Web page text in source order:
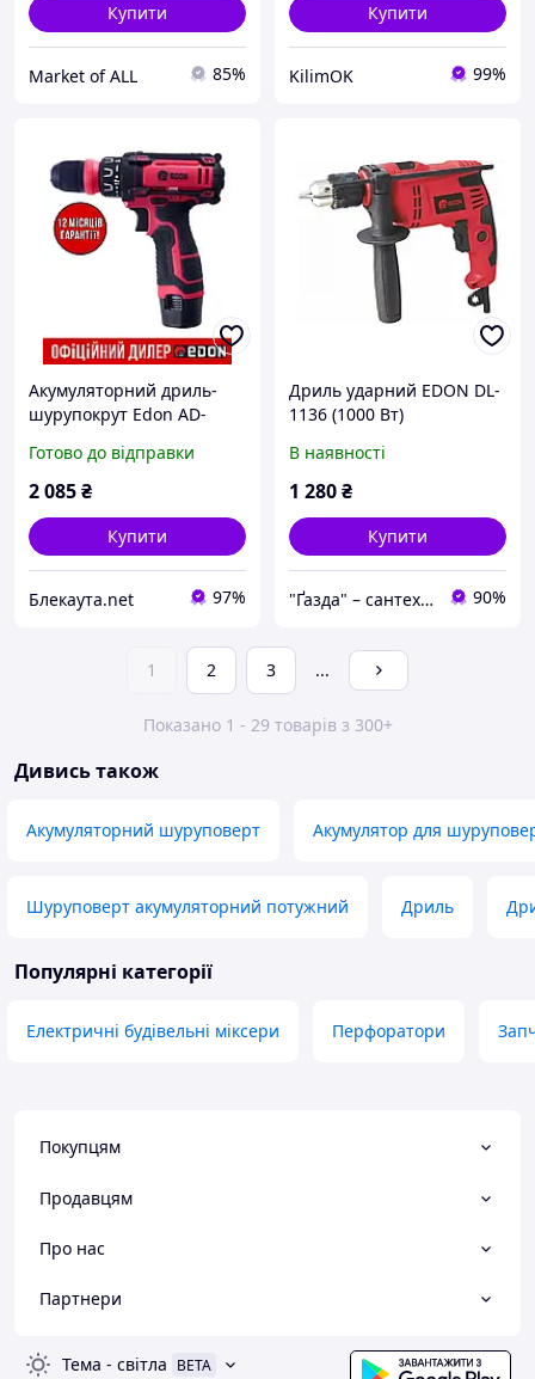
Купити
Market of ALL 85%
Купити
KilimOK 99%
Акумуляторний дриль-
шурупокрут Edon AD-
Готово до відправки
2 085₴
Купити
Блекаута.net 97%
Дриль ударний EDON DL-
1136 (1000 Вт)
В наявності
1 280₴
Купити
"Ґазда" – сантехніка, інструменти та матеріали для господарів і майстрів! 90%
1 2 3 ...
Показано 1 - 29 товарів з 300+
Дивись також
Акумуляторний шуруповерт Акумулятор для
Шуруповерт акумуляторний потужний Дриль
Популярні категорії
Електричні будівельні міксери Перфоратори
Покупцям
Продавцям
Про нас
Партнери
Тема - світла BETA